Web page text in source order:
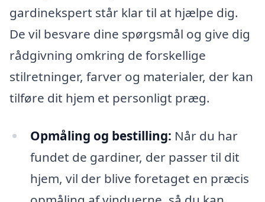
gardinekspert står klar til at hjælpe dig.
De vil besvare dine spørgsmål og give dig
rådgivning omkring de forskellige
stilretninger, farver og materialer, der kan
tilføre dit hjem et personligt præg.
Opmåling og bestilling: Når du har
fundet de gardiner, der passer til dit
hjem, vil der blive foretaget en præcis